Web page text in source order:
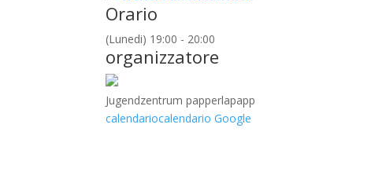
Orario
(Lunedi) 19:00 - 20:00
organizzatore
Jugendzentrum papperlapapp
calendariocalendario Google